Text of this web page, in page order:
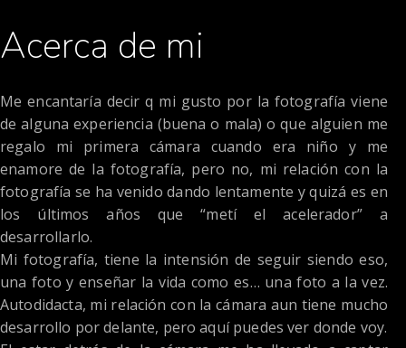
Acerca de mi
Me encantaría decir q mi gusto por la fotografía viene
de alguna experiencia (buena o mala) o que alguien me
regalo mi primera cámara cuando era niño y me
enamore de la fotografía, pero no, mi relación con la
fotografía se ha venido dando lentamente y quizá es en
los últimos años que “metí el acelerador” a
desarrollarlo.
Mi fotografía, tiene la intensión de seguir siendo eso,
una foto y enseñar la vida como es… una foto a la vez.
Autodidacta, mi relación con la cámara aun tiene mucho
desarrollo por delante, pero aquí puedes ver donde voy.